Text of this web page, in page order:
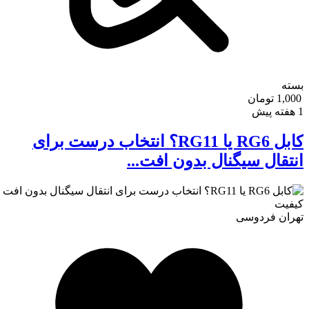
بسته
1,000 تومان
کابل RG6 یا RG11؟ انتخاب درست برای
انتقال سیگنال بدون افت...
تهرانفردوسی